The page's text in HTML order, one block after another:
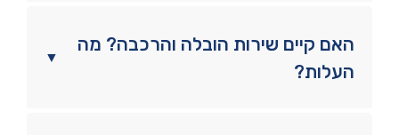
▼
האם קיים שירות הובלה והרכבה? מה
העלות?